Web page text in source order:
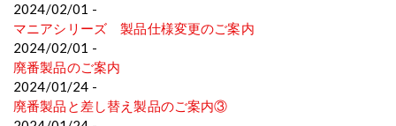
2024/02/01 -
マニアシリーズ 製品仕様変更のご案内
2024/02/01 -
廃番製品のご案内
2024/01/24 -
廃番製品と差し替え製品のご案内③